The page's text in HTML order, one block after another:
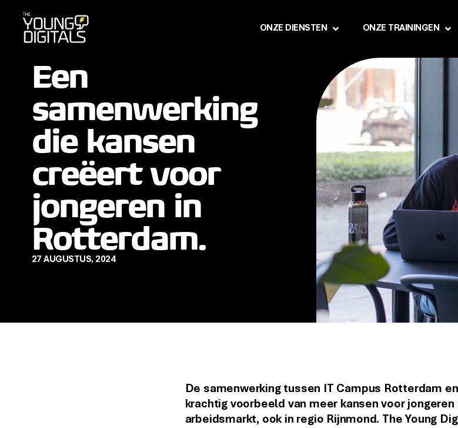
ONZE DIENSTEN ONZE TRAININGEN
Een
samenwerking
die kansen
creëert voor
jongeren in
Rotterdam.
27 AUGUSTUS, 2024
De samenwerking tussen IT Campus Rotterdam
krachtig voorbeeld van meer kansen voor
arbeidsmarkt, ook in regio Rijnmond. The Young